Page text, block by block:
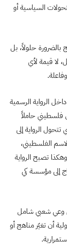
السياسية أو
بالضرورة حلولاً، بل
لا قيمة لأي
الرواية الرسمية
حاملاً
تتحول الرواية إلى
الفلسطيني،
تصبح الرواية
إلى مؤسسة كي
وعي شعبي شامل
أن تغيّر مناهج أو